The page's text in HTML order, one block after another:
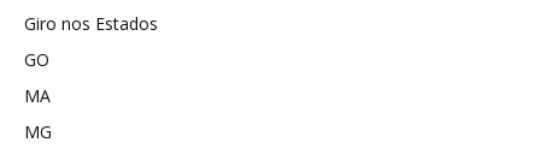
Giro nos Estados
GO
MA
MG